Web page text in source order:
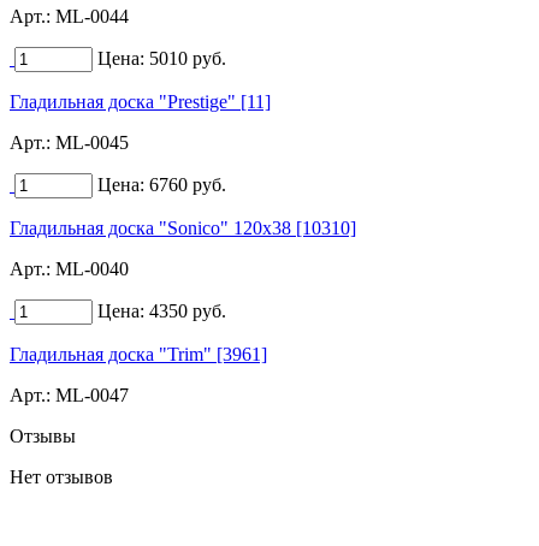
Арт.: ML-0044
Цена: 5010 руб.
Гладильная доска "Prestige" [11]
Арт.: ML-0045
Цена: 6760 руб.
Гладильная доска "Sonico" 120x38 [10310]
Арт.: ML-0040
Цена: 4350 руб.
Гладильная доска "Trim" [3961]
Арт.: ML-0047
Отзывы
Нет отзывов